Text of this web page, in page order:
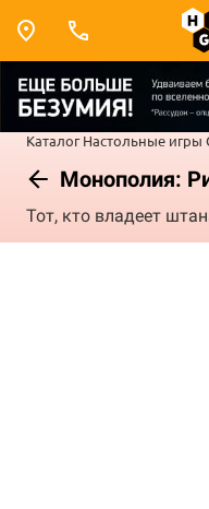
Каталог Настольные игры
Монополия:
Тот, кто владеет